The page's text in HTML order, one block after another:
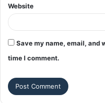
Website
Save my name, email, and
time I comment.